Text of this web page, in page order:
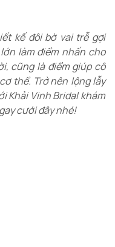
kế đôi bờ vai trễ gợi
làm điểm nhấn cho
cũng là điểm giúp cô
thể. Trở nên lộng lẫy
Khải Vinh Bridal khám
cưới đây nhé!